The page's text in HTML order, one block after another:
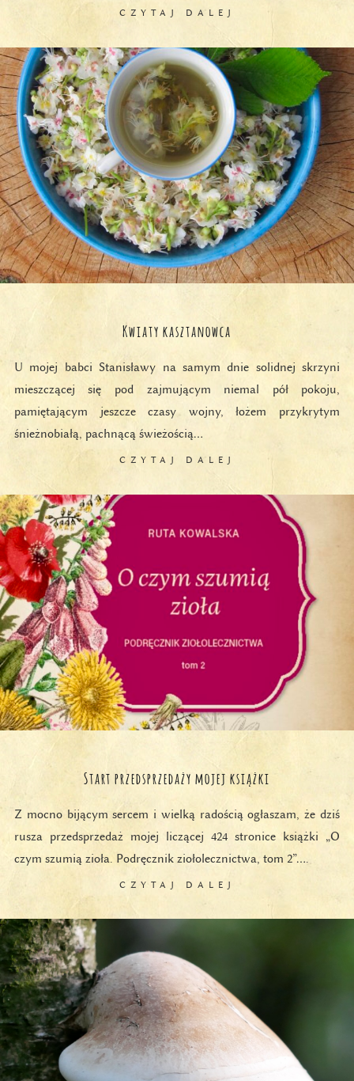
CZYTAJ DALEJ
Kwiaty kasztanowca
U mojej babci Stanisławy na samym dnie solidnej skrzyni
mieszczącej się pod zajmującym niemal pół pokoju,
pamiętającym jeszcze czasy wojny, łożem przykrytym
śnieżnobiałą, pachnącą świeżością…
CZYTAJ DALEJ
Start przedsprzedaży mojej książki
Z mocno bijącym sercem i wielką radością ogłaszam, że dziś
rusza przedsprzedaż mojej liczącej 424 stronice książki „O
czym szumią zioła. Podręcznik ziołolecznictwa, tom 2”….
CZYTAJ DALEJ